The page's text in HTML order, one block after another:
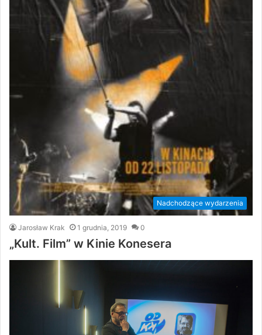
Nadchodzące wydarzenia
Jarosław Krak 1 grudnia, 2019 0
„Kult. Film” w Kinie Konesera